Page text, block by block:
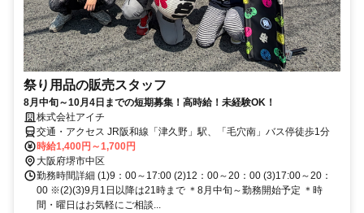
祭り用品の販売スタッフ
8月中旬～10月4日までの短期募集！高時給！未経験OK！
株式会社アイチ
交通・アクセス JR阪和線「津久野」駅、「毛穴南」バス停徒歩1分
時給1,400円～1,700円
大阪府堺市中区
勤務時間詳細 (1)9：00～17:00 (2)12：00～20：00 (3)17:00～20：
00 ※(2)(3)9月1日以降は21時まで ＊8月中旬～勤務開始予定 ＊時
間・曜日はお気軽にご相談...